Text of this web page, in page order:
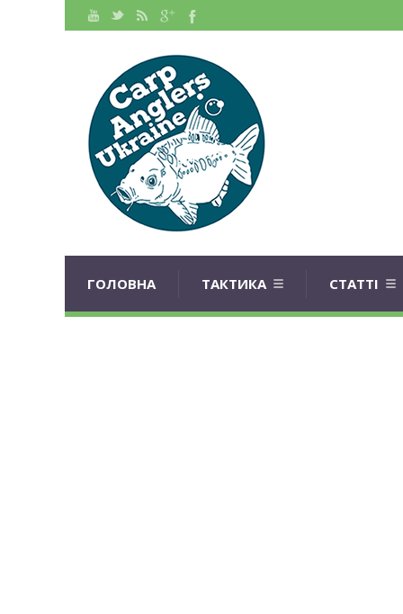
ГОЛОВНА ТАКТИКА СТАТТІ